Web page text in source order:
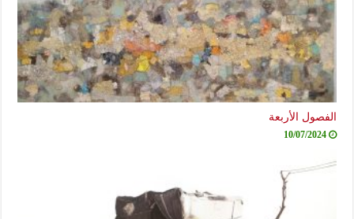
الأربعة
10/07/2024